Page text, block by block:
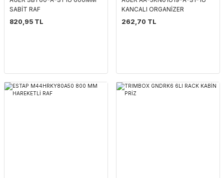
SABİT RAF
820,95 TL
KANCALI ORGANİZER
262,70 TL